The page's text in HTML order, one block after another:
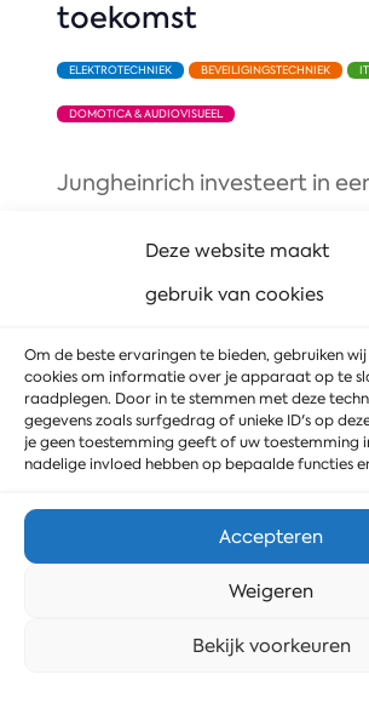
Deze website maakt
gebruik van cookies
Om de beste ervaringen te bieden, gebruiken
cookies om informatie over je apparaat op te
raadplegen. Door in te stemmen met deze
gegevens zoals surfgedrag of unieke ID's op
je geen toestemming geeft of uw toestemming
nadelige invloed hebben op bepaalde functies
Accepteren
Weigeren
Bekijk voorkeuren
toekomst
ELEKTROTECHNIEK BEVEILIGINGSTECHNIEK
DOMOTICA & AUDIOVISUEEL
Jungheinrich investeert in
Kenter voor elektrificatie,
duurzame ...
Bekijken
Stuur ons een